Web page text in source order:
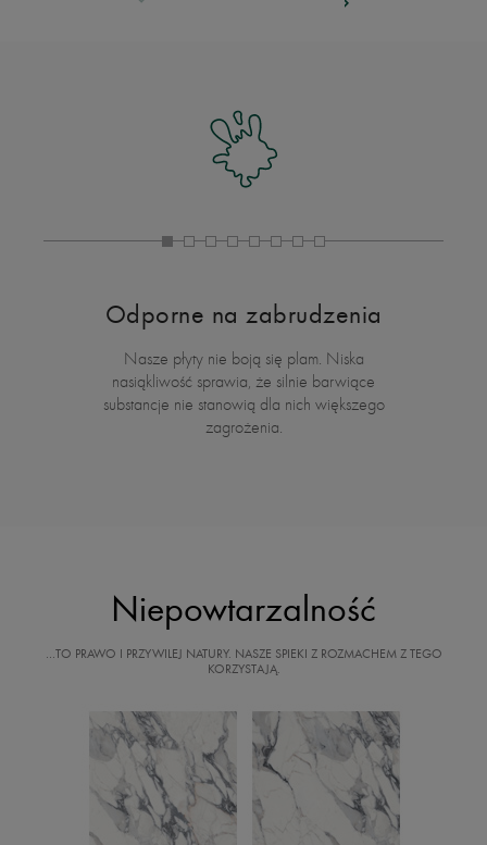
Odporne na zabrudzenia
Nasze płyty nie boją się plam. Niska
nasiąkliwość sprawia, że silnie barwiące
substancje nie stanowią dla nich większego
zagrożenia.
Niepowtarzalność
…TO PRAWO I PRZYWILEJ NATURY. NASZE SPIEKI Z ROZMACHEM Z TEGO
KORZYSTAJĄ.